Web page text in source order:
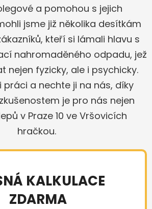
a pomohou s jejich
jsme již několika desítkám
kteří si lámali hlavu s
nahromaděného odpadu, jež
nejen fyzicky, ale i psychicky.
práci a nechte ji na nás, díky
je pro nás nejen
v Praze 10 ve Vršovicích
hračkou.
KALKULACE
ZDARMA